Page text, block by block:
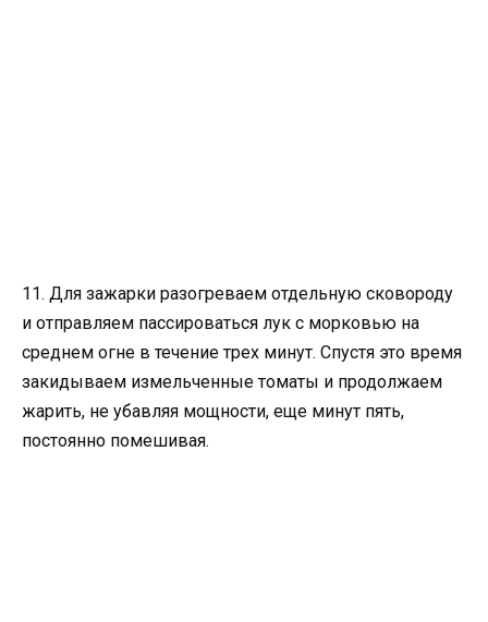
11. Для зажарки разогреваем отдельную сковороду
и отправляем пассироваться лук с морковью на
среднем огне в течение трех минут. Спустя это время
закидываем измельченные томаты и продолжаем
жарить, не убавляя мощности, еще минут пять,
постоянно помешивая.